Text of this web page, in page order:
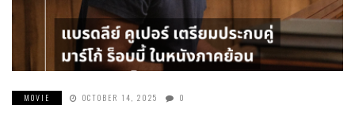
MOVIE OCTOBER 14, 2025 0